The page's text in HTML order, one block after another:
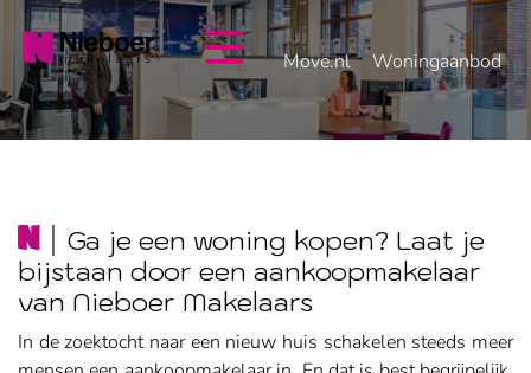
overslaan
Move.nl
Woningaanbod
Ga je een woning kopen? Laat je
bijstaan door een aankoopmakelaar
van Nieboer Makelaars
In de zoektocht naar een nieuw huis schakelen steeds meer